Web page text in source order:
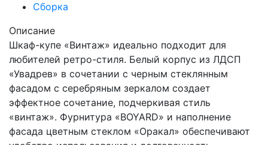
Сборка
Описание
Шкаф-купе «Винтаж» идеально подходит для
любителей ретро-стиля. Белый корпус из ЛДСП
«Увадрев» в сочетании с черным стеклянным
фасадом с серебряным зеркалом создает
эффектное сочетание, подчеркивая стиль
«винтаж». Фурнитура «BOYARD» и наполнение
фасада цветным стеклом «Оракал» обеспечивают